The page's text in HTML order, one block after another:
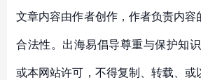
文章内容由作者创作，作者负责内容
合法性。出海易倡导尊重与保护知
或本网站许可，不得复制、转载、或